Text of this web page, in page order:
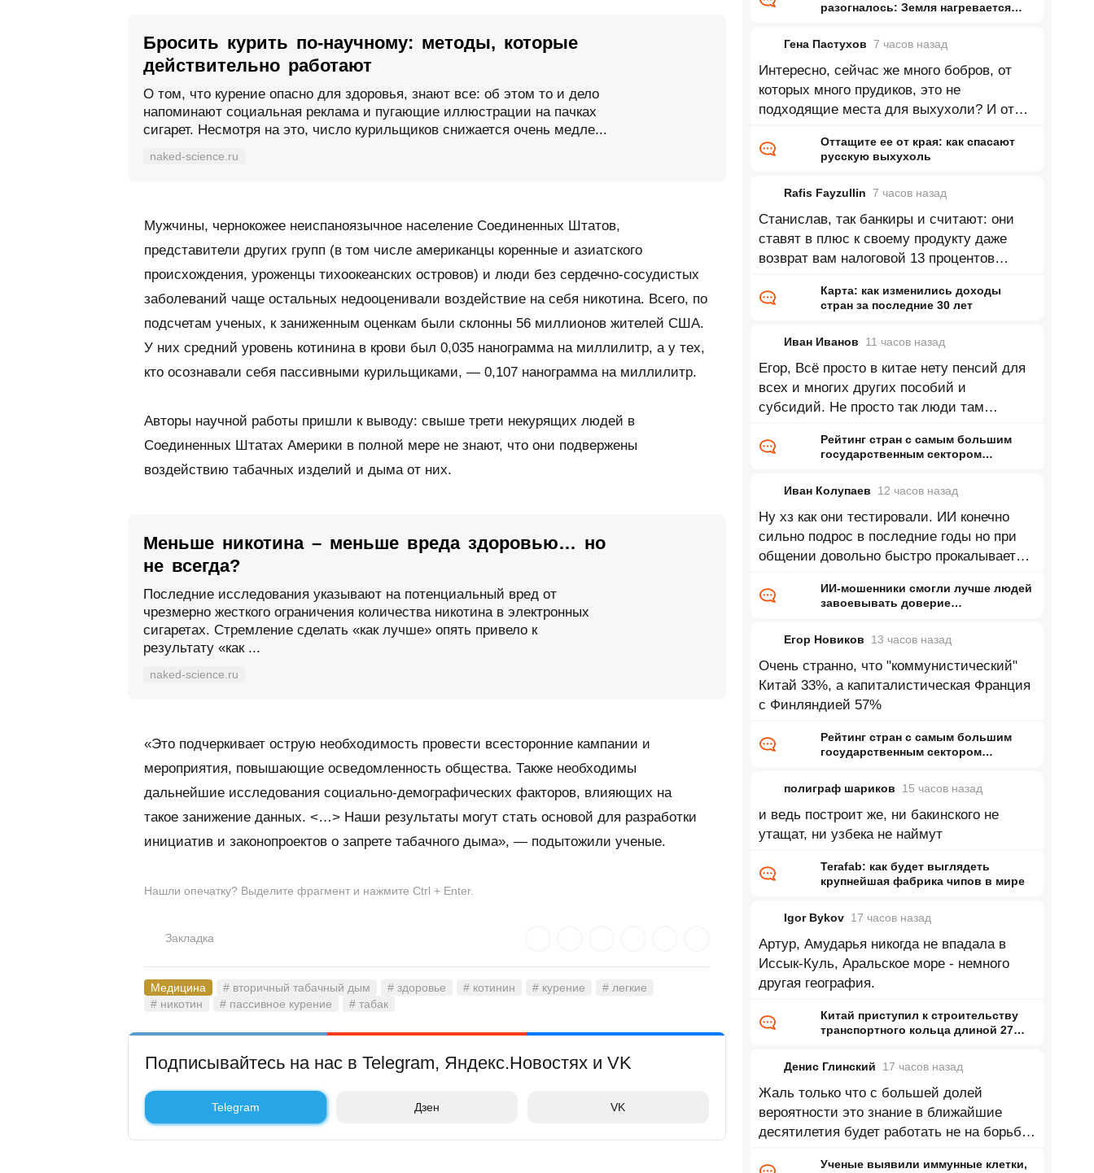
Бросить курить по-научному: методы, которые
действительно работают
О том, что курение опасно для здоровья, знают все: об этом то и дело
напоминают социальная реклама и пугающие иллюстрации на пачках
сигарет. Несмотря на это, число курильщиков снижается очень медле...
naked-science.ru
Мужчины, чернокожее неиспаноязычное население Соединенных Штатов,
представители других групп (в том числе американцы коренные и азиатского
происхождения, уроженцы тихоокеанских островов) и люди без сердечно-сосудистых
заболеваний чаще остальных недооценивали воздействие на себя никотина. Всего, по
подсчетам ученых, к заниженным оценкам были склонны 56 миллионов жителей США.
У них средний уровень котинина в крови был 0,035 нанограмма на миллилитр, а у тех,
кто осознавали себя пассивными курильщиками, — 0,107 нанограмма на миллилитр.
Авторы научной работы пришли к выводу: свыше трети некурящих людей в
Соединенных Штатах Америки в полной мере не знают, что они подвержены
воздействию табачных изделий и дыма от них.
Меньше никотина – меньше вреда здоровью… но
не всегда?
Последние исследования указывают на потенциальный вред от
чрезмерно жесткого ограничения количества никотина в электронных
сигаретах. Стремление сделать «как лучше» опять привело к
результату «как ...
naked-science.ru
«Это подчеркивает острую необходимость провести всесторонние кампании и
мероприятия, повышающие осведомленность общества. Также необходимы
дальнейшие исследования социально-демографических факторов, влияющих на
такое занижение данных. <…> Наши результаты могут стать основой для разработки
инициатив и законопроектов о запрете табачного дыма», — подытожили ученые.
Нашли опечатку? Выделите фрагмент и нажмите Ctrl + Enter.
Закладка
Медицина # вторичный табачный дым # здоровье # котинин # курение
# легкие
# никотин
# пассивное курение # табак
Подписывайтесь на нас в Telegram, Яндекс.Новостях и VK
Telegram Дзен VK
разогналось: Земля нагревается
Гена Пастухов 7 часов назад
Интересно, сейчас же много бобров, от
которых много прудиков, это не
подходящие места для выхухоли? И от
Оттащите ее от края: как спасают
русскую выхухоль
Rafis Fayzullin 7 часов назад
Станислав, так банкиры и считают: они
ставят в плюс к своему продукту даже
возврат вам налоговой 13 процентов
Карта: как изменились доходы
стран за последние 30 лет
Иван Иванов 11 часов назад
Егор, Всё просто в китае нету пенсий для
всех и многих других пособий и
субсидий. Не просто так люди там
Рейтинг стран с самым большим
государственным сектором
Иван Колупаев
12 часов назад
Ну хз как они тестировали. ИИ конечно
сильно подрос в последние годы но при
общении довольно быстро прокалывается.
ИИ-мошенники смогли лучше людей
завоевывать доверие
Егор Новиков
13 часов назад
Очень странно, что "коммунистический"
Китай 33%, а капиталистическая Франция
с Финляндией 57%
Рейтинг стран с самым большим
государственным сектором
полиграф шариков
15 часов назад
и ведь построит же, ни бакинского не
утащат, ни узбека не наймут
Terafab: как будет выглядеть
крупнейшая фабрика чипов в мире
Igor Bykov 17 часов назад
Артур, Амударья никогда не впадала в
Иссык-Куль, Аральское море - немного
другая география.
Китай приступил к строительству
транспортного кольца длиной 27
Денис Глинский
17 часов назад
Жаль только что с большей долей
вероятности это знание в ближайшие
десятилетия будет работать не на борьбу
Ученые выявили иммунные клетки,